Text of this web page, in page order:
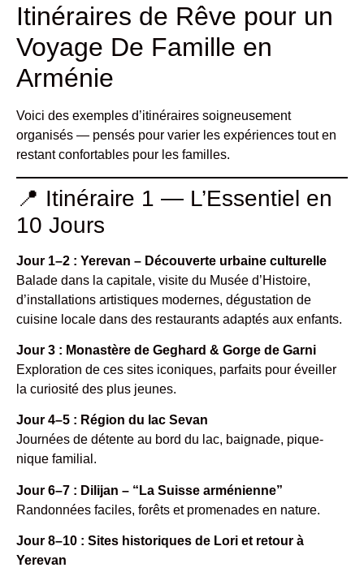
Itinéraires de Rêve pour un
Voyage De Famille en
Arménie
Voici des exemples d’itinéraires soigneusement
organisés — pensés pour varier les expériences tout en
restant confortables pour les familles.
📍 Itinéraire 1 — L’Essentiel en
10 Jours
Jour 1–2 : Yerevan – Découverte urbaine culturelle
Balade dans la capitale, visite du Musée d’Histoire,
d’installations artistiques modernes, dégustation de
cuisine locale dans des restaurants adaptés aux enfants.
Jour 3 : Monastère de Geghard & Gorge de Garni
Exploration de ces sites iconiques, parfaits pour éveiller
la curiosité des plus jeunes.
Jour 4–5 : Région du lac Sevan
Journées de détente au bord du lac, baignade, pique-
nique familial.
Jour 6–7 : Dilijan – “La Suisse arménienne”
Randonnées faciles, forêts et promenades en nature.
Jour 8–10 : Sites historiques de Lori et retour à
Yerevan